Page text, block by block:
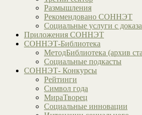
Размышления
Рекомендовано СОННЭТ
Социальные услуги с
Приложения СОННЭТ
СОННЭТ-Библиотека
МетодБиблиотека (архив
Социальные подкасты
СОННЭТ- Конкурсы
Рейтинги
Символ года
МираТворец
Социальные инновации